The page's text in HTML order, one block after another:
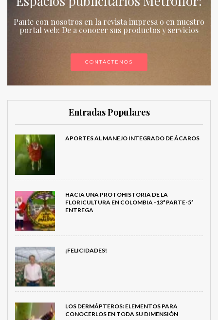
Paute con nosotros en la revista impresa o en nuestro
portal web: De a conocer sus productos y servicios
CONTÁCTENOS
Entradas Populares
APORTES AL MANEJO INTEGRADO DE ÁCAROS
HACIA UNA PROTOHISTORIA DE LA
FLORICULTURA EN COLOMBIA -13ª PARTE-5ª
ENTREGA
¡FELICIDADES!
LOS DERMÁPTEROS: ELEMENTOS PARA
CONOCERLOS EN TODA SU DIMENSIÓN